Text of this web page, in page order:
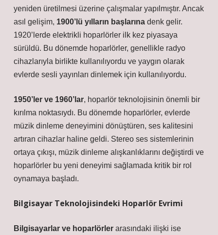
yeniden üretilmesi üzerine çalışmalar yapılmıştır. Ancak
asıl gelişim, 1900’lü yılların başlarına denk gelir.
1920’lerde elektrikli hoparlörler ilk kez piyasaya
sürüldü. Bu dönemde hoparlörler, genellikle radyo
cihazlarıyla birlikte kullanılıyordu ve yaygın olarak
evlerde sesli yayınları dinlemek için kullanılıyordu.
1950’ler ve 1960’lar, hoparlör teknolojisinin önemli bir
kırılma noktasıydı. Bu dönemde hoparlörler, evlerde
müzik dinleme deneyimini dönüştüren, ses kalitesini
artıran cihazlar haline geldi. Stereo ses sistemlerinin
ortaya çıkışı, müzik dinleme alışkanlıklarını değiştirdi ve
hoparlörler bu yeni deneyimi sağlamada kritik bir rol
oynamaya başladı.
Bilgisayar Teknolojisindeki Hoparlör Evrimi
Bilgisayarlar ve hoparlörler arasındaki ilişki ise